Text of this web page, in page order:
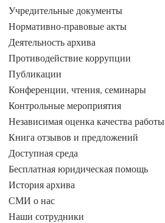
Учредительные документы
Нормативно-правовые акты
Деятельность архива
Противодействие коррупции
Публикации
Конференции, чтения, семинары
Контрольные мероприятия
Независимая оценка качества работы
Книга отзывов и предложений
Доступная среда
Бесплатная юридическая помощь
История архива
СМИ о нас
Наши сотрудники